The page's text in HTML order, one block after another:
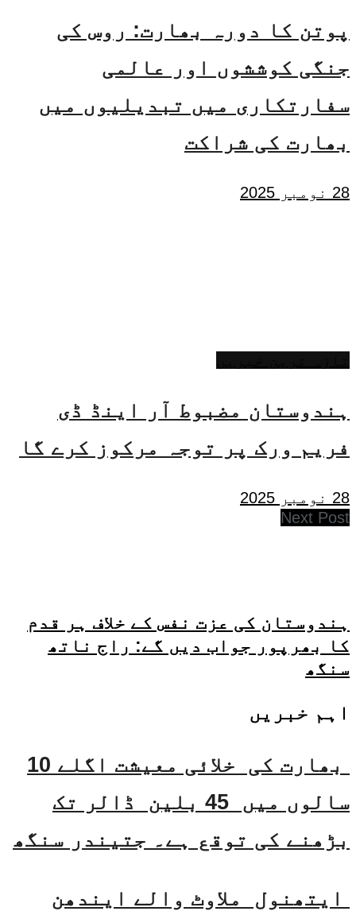
پوتن کا دورہ بھارت: روس کی
جنگی کوششوں اور عالمی
سفارتکاری میں تبدیلیوں میں
بھارت کی شراکت
28 نومبر 2025
ہندوستان مضبوط آر اینڈ ڈی
فریم ورک پر توجہ مرکوز کرے گا
28 نومبر 2025
Next Post
ہندوستان کی عزت نفس کے خلاف ہر قدم
کا بھرپور جواب دیں گے: راج ناتھ
سنگھ
اہم خبریں
بھارت کی خلائی معیشت اگلے 10
سالوں میں 45 بلین ڈالر تک
بڑھنے کی توقع ہے۔ جتیندر سنگھ
ایتھنول ملاوٹ والے ایندھن